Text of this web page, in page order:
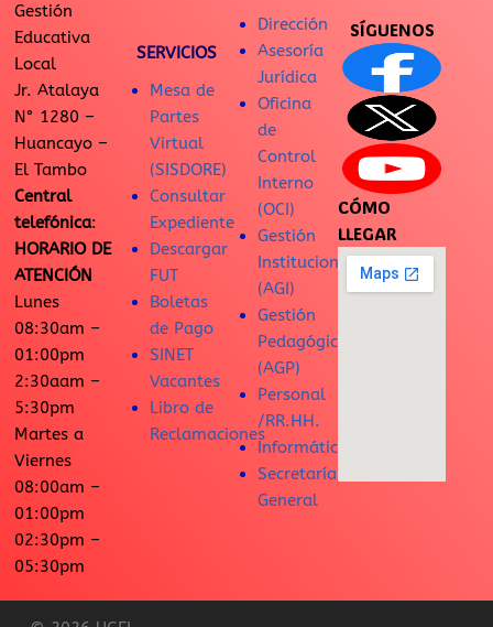
Gestión
Educativa
Local
Jr. Atalaya
N° 1280 –
Huancayo –
El Tambo
Central
telefónica:
HORARIO DE
ATENCIÓN
Lunes
08:30am –
01:00pm
2:30aam –
5:30pm
Martes a
Viernes
08:00am –
01:00pm
02:30pm –
05:30pm
SERVICIOS
Mesa de
Partes
Virtual
(SISDORE)
Consultar
Expediente
Descargar
FUT
Boletas
de Pago
SINET
Vacantes
Libro de
Reclamaciones
Dirección
Asesoría
Jurídica
Oficina
de
Control
Interno
(OCI)
Gestión
Institucional
(AGI)
Gestión
Pedagógica
(AGP)
Personal
/RR.HH.
Informática
Secretaría
General
SÍGUENOS
CÓMO
LLEGAR